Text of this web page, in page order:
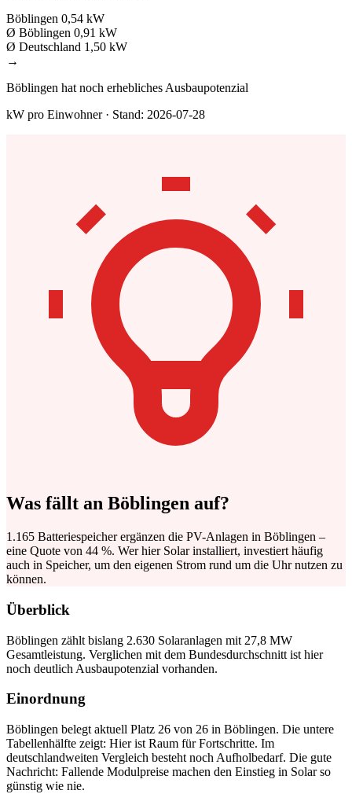
Böblingen 0,54 kW
Ø Böblingen 0,91 kW
Ø Deutschland 1,50 kW
→
Böblingen hat noch erhebliches Ausbaupotenzial
kW pro Einwohner · Stand: 2026-07-28
Was fällt an Böblingen auf?
1.165 Batteriespeicher ergänzen die PV-Anlagen in Böblingen –
eine Quote von 44 %. Wer hier Solar installiert, investiert häufig
auch in Speicher, um den eigenen Strom rund um die Uhr nutzen zu
können.
Überblick
Böblingen zählt bislang 2.630 Solaranlagen mit 27,8 MW
Gesamtleistung. Verglichen mit dem Bundesdurchschnitt ist hier
noch deutlich Ausbaupotenzial vorhanden.
Einordnung
Böblingen belegt aktuell Platz 26 von 26 in Böblingen. Die untere
Tabellenhälfte zeigt: Hier ist Raum für Fortschritte. Im
deutschlandweiten Vergleich besteht noch Aufholbedarf. Die gute
Nachricht: Fallende Modulpreise machen den Einstieg in Solar so
günstig wie nie.